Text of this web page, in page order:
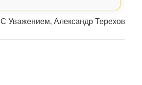
С Уважением, Александр Терехов